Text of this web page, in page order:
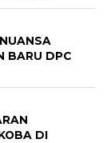
BARU DPC
DI